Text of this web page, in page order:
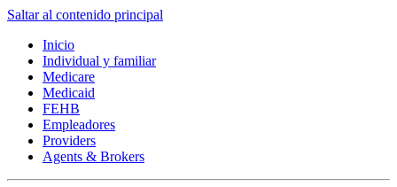
Saltar al contenido principal
Inicio
Individual y familiar
Medicare
Medicaid
FEHB
Empleadores
Providers
Agents & Brokers